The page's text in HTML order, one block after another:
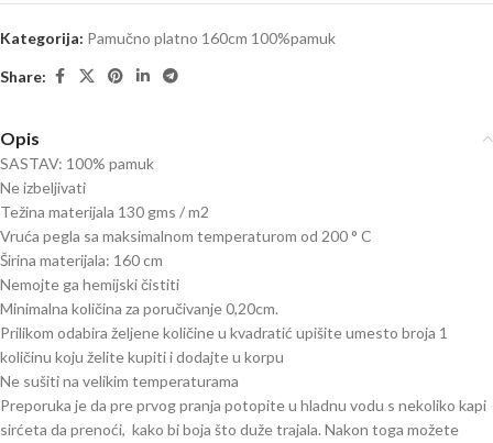
Kategorija: Pamučno platno 160cm 100%pamuk
Share:
Opis
SASTAV: 100% pamuk
Ne izbeljivati
Težina materijala 130 gms / m2
Vruća pegla sa maksimalnom temperaturom od 200 ° C
Širina materijala: 160 cm
Nemojte ga hemijski čistiti
Minimalna količina za poručivanje 0,20cm.
Prilikom odabira željene količine u kvadratić upišite umesto broja 1
količinu koju želite kupiti i dodajte u korpu
Ne sušiti na velikim temperaturama
Preporuka je da pre prvog pranja potopite u hladnu vodu s nekoliko kapi
sirćeta da prenoći, kako bi boja što duže trajala. Nakon toga možete